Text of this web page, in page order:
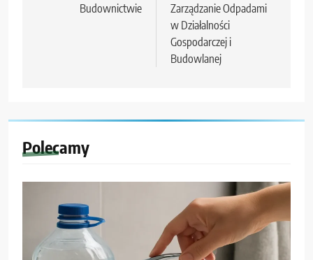
Budownictwie
Zarządzanie Odpadami
w Działalności
Gospodarczej i
Budowlanej
Polecamy